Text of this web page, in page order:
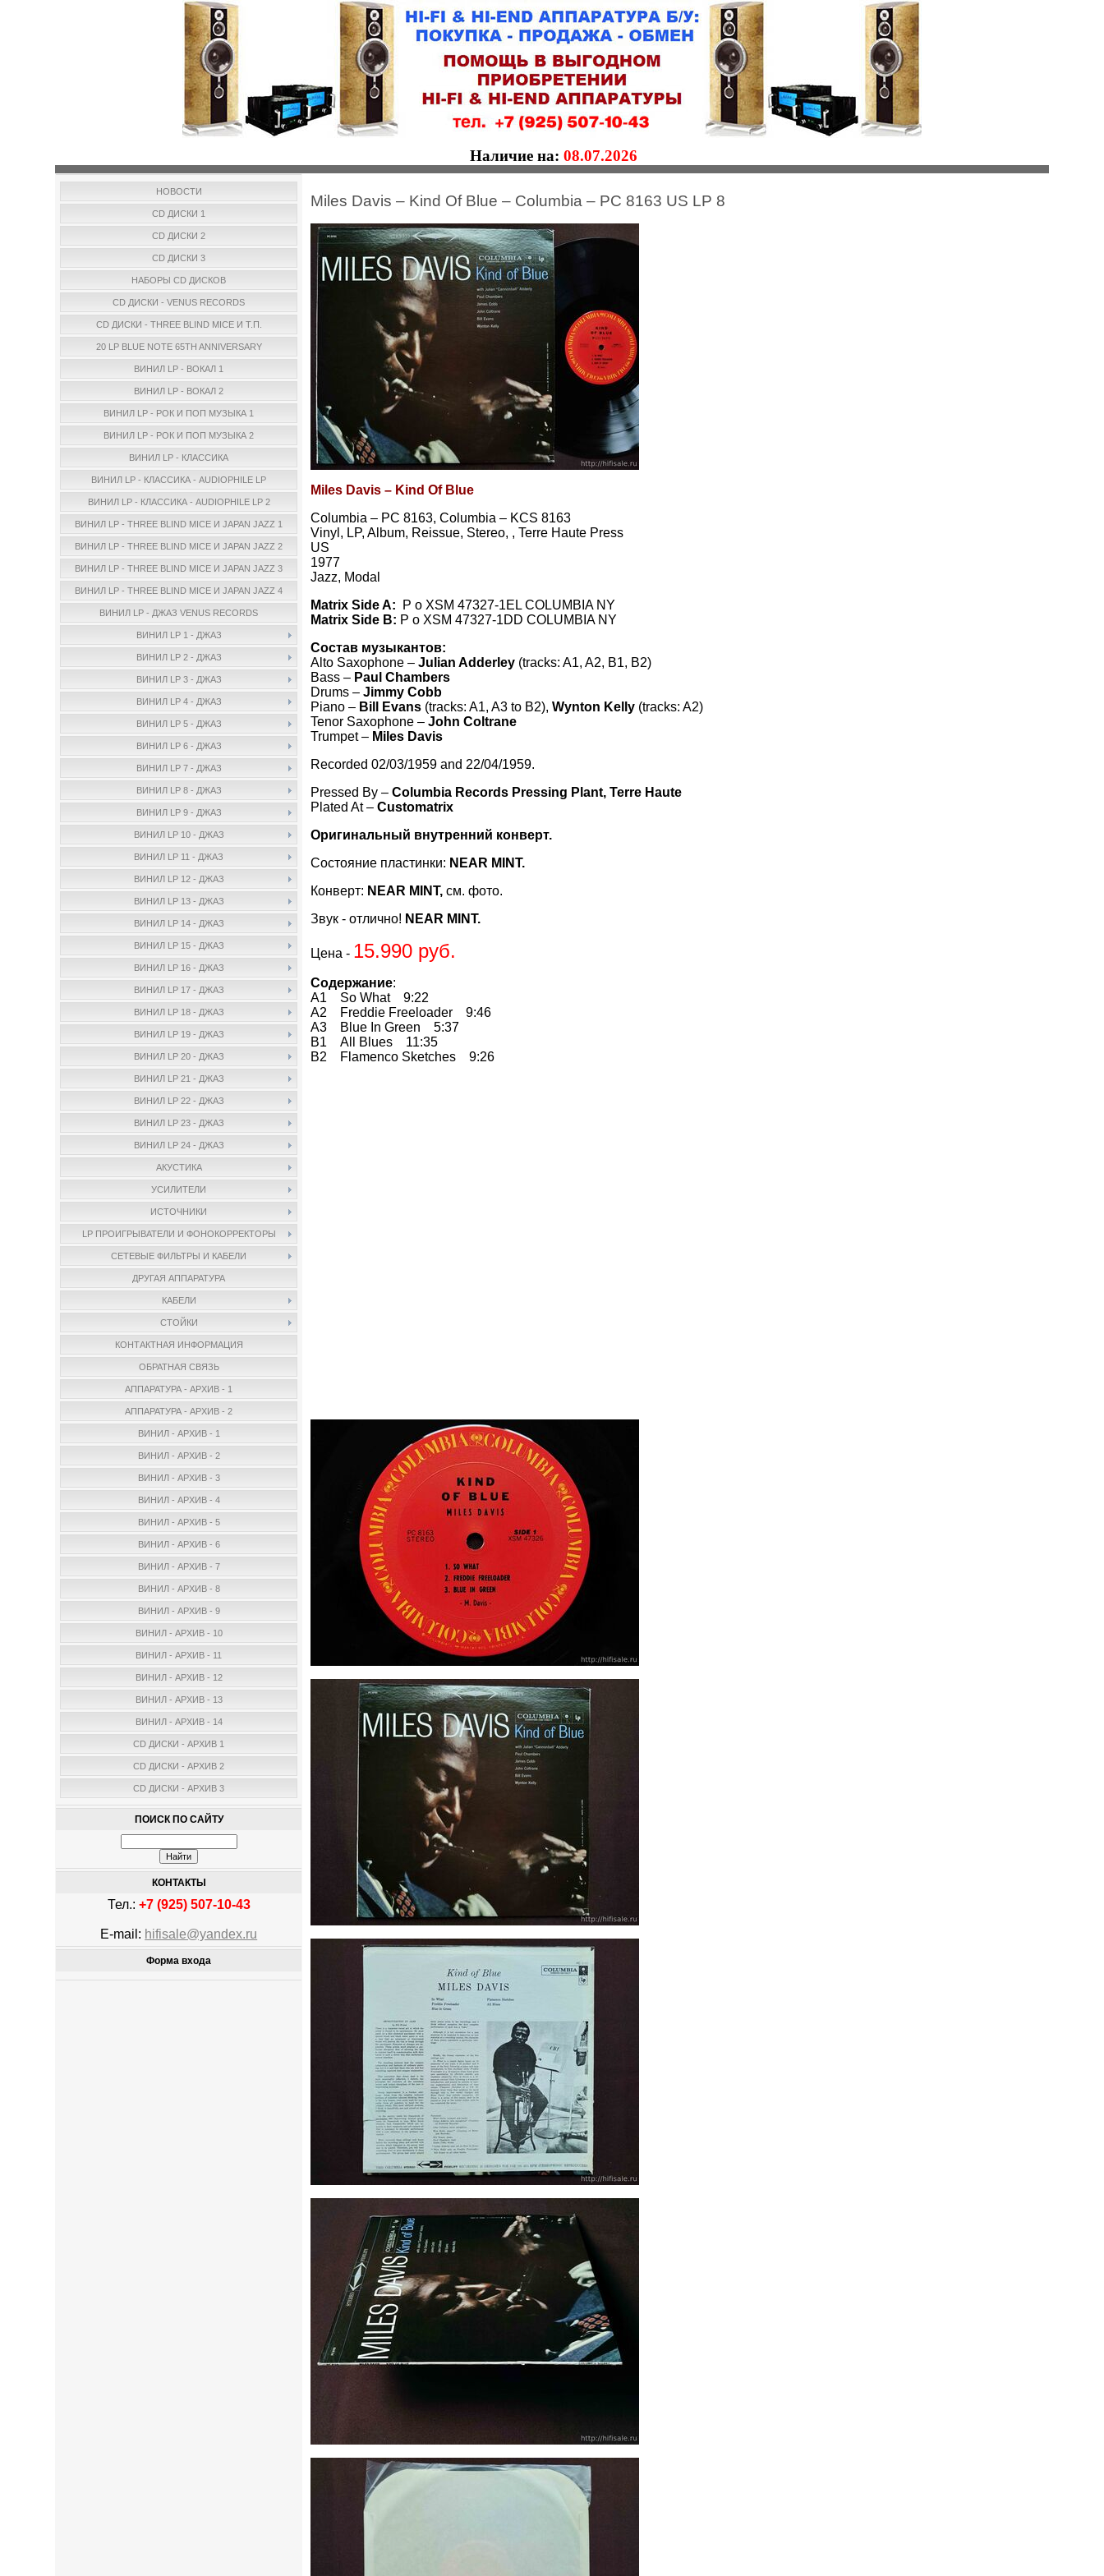
Наличие на: 08.07.2026
НОВОСТИ
CD ДИСКИ 1
CD ДИСКИ 2
CD ДИСКИ 3
НАБОРЫ CD ДИСКОВ
CD ДИСКИ - VENUS RECORDS
CD ДИСКИ - THREE BLIND MICE И Т.П.
20 LP BLUE NOTE 65TH ANNIVERSARY
ВИНИЛ LP - ВОКАЛ 1
ВИНИЛ LP - ВОКАЛ 2
ВИНИЛ LP - РОК И ПОП МУЗЫКА 1
ВИНИЛ LP - РОК И ПОП МУЗЫКА 2
ВИНИЛ LP - КЛАССИКА
ВИНИЛ LP - КЛАССИКА - AUDIOPHILE LP
ВИНИЛ LP - КЛАССИКА - AUDIOPHILE LP 2
ВИНИЛ LP - THREE BLIND MICE И JAPAN JAZZ 1
ВИНИЛ LP - THREE BLIND MICE И JAPAN JAZZ 2
ВИНИЛ LP - THREE BLIND MICE И JAPAN JAZZ 3
ВИНИЛ LP - THREE BLIND MICE И JAPAN JAZZ 4
ВИНИЛ LP - ДЖАЗ VENUS RECORDS
ВИНИЛ LP 1 - ДЖАЗ
ВИНИЛ LP 2 - ДЖАЗ
ВИНИЛ LP 3 - ДЖАЗ
ВИНИЛ LP 4 - ДЖАЗ
ВИНИЛ LP 5 - ДЖАЗ
ВИНИЛ LP 6 - ДЖАЗ
ВИНИЛ LP 7 - ДЖАЗ
ВИНИЛ LP 8 - ДЖАЗ
ВИНИЛ LP 9 - ДЖАЗ
ВИНИЛ LP 10 - ДЖАЗ
ВИНИЛ LP 11 - ДЖАЗ
ВИНИЛ LP 12 - ДЖАЗ
ВИНИЛ LP 13 - ДЖАЗ
ВИНИЛ LP 14 - ДЖАЗ
ВИНИЛ LP 15 - ДЖАЗ
ВИНИЛ LP 16 - ДЖАЗ
ВИНИЛ LP 17 - ДЖАЗ
ВИНИЛ LP 18 - ДЖАЗ
ВИНИЛ LP 19 - ДЖАЗ
ВИНИЛ LP 20 - ДЖАЗ
ВИНИЛ LP 21 - ДЖАЗ
ВИНИЛ LP 22 - ДЖАЗ
ВИНИЛ LP 23 - ДЖАЗ
ВИНИЛ LP 24 - ДЖАЗ
АКУСТИКА
УСИЛИТЕЛИ
ИСТОЧНИКИ
LP ПРОИГРЫВАТЕЛИ И ФОНОКОРРЕКТОРЫ
СЕТЕВЫЕ ФИЛЬТРЫ И КАБЕЛИ
ДРУГАЯ АППАРАТУРА
КАБЕЛИ
СТОЙКИ
КОНТАКТНАЯ ИНФОРМАЦИЯ
ОБРАТНАЯ СВЯЗЬ
АППАРАТУРА - АРХИВ - 1
АППАРАТУРА - АРХИВ - 2
ВИНИЛ - АРХИВ - 1
ВИНИЛ - АРХИВ - 2
ВИНИЛ - АРХИВ - 3
ВИНИЛ - АРХИВ - 4
ВИНИЛ - АРХИВ - 5
ВИНИЛ - АРХИВ - 6
ВИНИЛ - АРХИВ - 7
ВИНИЛ - АРХИВ - 8
ВИНИЛ - АРХИВ - 9
ВИНИЛ - АРХИВ - 10
ВИНИЛ - АРХИВ - 11
ВИНИЛ - АРХИВ - 12
ВИНИЛ - АРХИВ - 13
ВИНИЛ - АРХИВ - 14
CD ДИСКИ - АРХИВ 1
CD ДИСКИ - АРХИВ 2
CD ДИСКИ - АРХИВ 3
ПОИСК ПО САЙТУ
КОНТАКТЫ
Тел.: +7 (925) 507-10-43
E-mail: hifisale@yandex.ru
Форма входа
Miles Davis – Kind Of Blue – Columbia – PC 8163 US LP 8
Miles Davis – Kind Of Blue
Columbia – PC 8163, Columbia – KCS 8163
Vinyl, LP, Album, Reissue, Stereo, , Terre Haute Press
US
1977
Jazz, Modal
Matrix Side A: P o XSM 47327-1EL COLUMBIA NY
Matrix Side B: P o XSM 47327-1DD COLUMBIA NY
Состав музыкантов:
Alto Saxophone –Julian Adderley (tracks: A1, A2, B1, B2)
Bass – Paul Chambers
Drums –Jimmy Cobb
Piano – Bill Evans (tracks: A1, A3 to B2),Wynton Kelly (tracks: A2)
Tenor Saxophone –John Coltrane
Trumpet – Miles Davis
Recorded 02/03/1959 and 22/04/1959.
Pressed By –Columbia Records Pressing Plant, Terre Haute
Plated At –Customatrix
Оригинальный внутренний конверт.
Состояние пластинки: NEAR MINT.
Конверт: NEAR MINT,см. фото.
Звук - отлично! NEAR MINT.
Цена - 15.990 руб.
Содержание:
A1 So What 9:22
A2 Freddie Freeloader 9:46
A3 Blue In Green 5:37
B1 All Blues 11:35
B2 Flamenco Sketches 9:26